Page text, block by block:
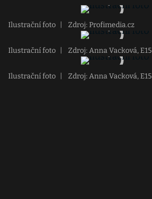
Ilustrační foto Zdroj: Profimedia.cz
Ilustrační foto Zdroj: Anna Vacková, E15
Ilustrační foto Zdroj: Anna Vacková, E15